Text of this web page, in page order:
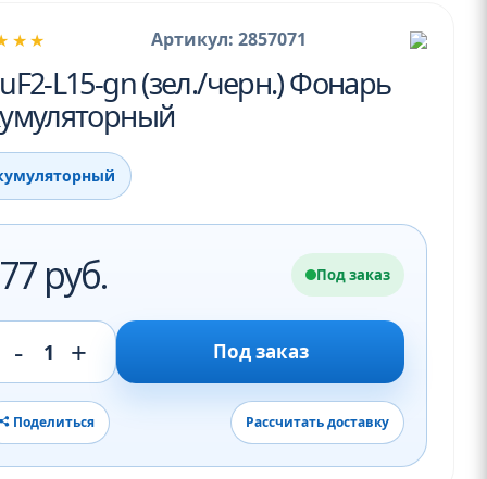
Артикул: 2857071
L15-gn (зел./черн.) Фонарь
руб. Под заказ
- 1 + Под заказ
Поделиться Рассчитать доставку